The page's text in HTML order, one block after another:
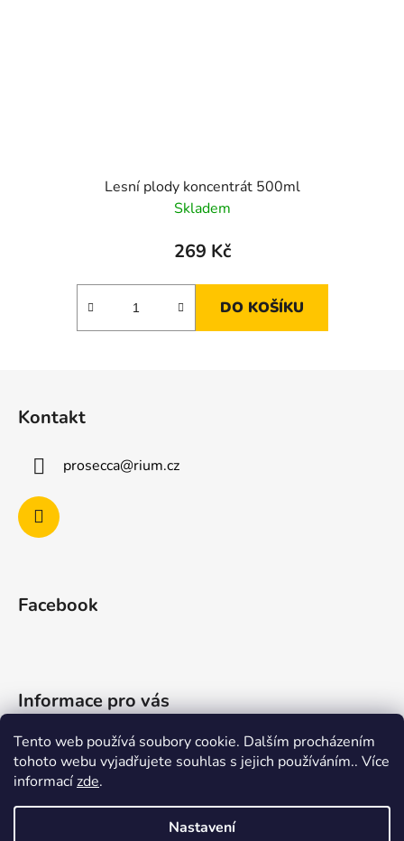
Tento web používá soubory cookie. Dalším procházením
tohoto webu vyjadřujete souhlas s jejich používáním.. Více
informacízde.
Nastavení
Lesní plody koncentrát 500ml
Skladem
269 Kč
DO KOŠÍKU
Kontakt
prosecca@rium.cz
Facebook
Informace pro vás
O proseccu
Obchodní podmínky